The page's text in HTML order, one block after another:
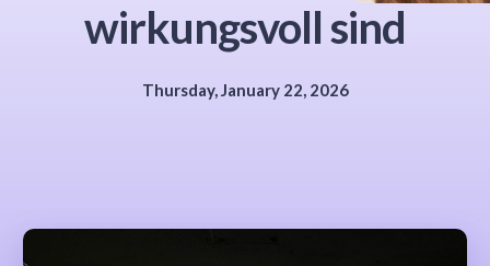
wirkungsvoll sind
Thursday, January 22, 2026